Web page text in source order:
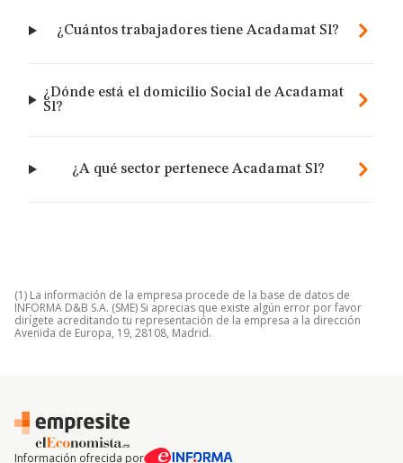
¿Cuántos trabajadores tiene Acadamat Sl?
¿Dónde está el domicilio Social de Acadamat
Sl?
¿A qué sector pertenece Acadamat Sl?
(1) La información de la empresa procede de la base de datos de
INFORMA D&B S.A. (SME) Si aprecias que existe algún error por favor
dirígete acreditando tu representación de la empresa a la dirección
Avenida de Europa, 19, 28108, Madrid.
Información ofrecida por